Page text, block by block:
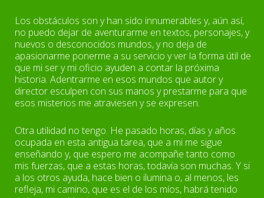
Los obstáculos son y han sido innumerables y, aún así,
no puedo dejar de aventurarme en textos, personajes, y
nuevos o desconocidos mundos, y no deja de
apasionarme ponerme a su servicio y ver la forma útil de
que mi ser y mi oficio ayuden a contar la próxima
historia. Adentrarme en esos mundos que autor y
director esculpen con sus manos y prestarme para que
esos misterios me atraviesen y se expresen.
Otra utilidad no tengo. He pasado horas, días y años
ocupada en esta antigua tarea, que a mi me sigue
enseñando y, que espero me acompañe tanto como
mis fuerzas, que a estas horas, todavía son muchas. Y si
a los otros ayuda, hace bien o ilumina o, al menos, les
refleja, mi camino, que es el de los míos, habrá tenido